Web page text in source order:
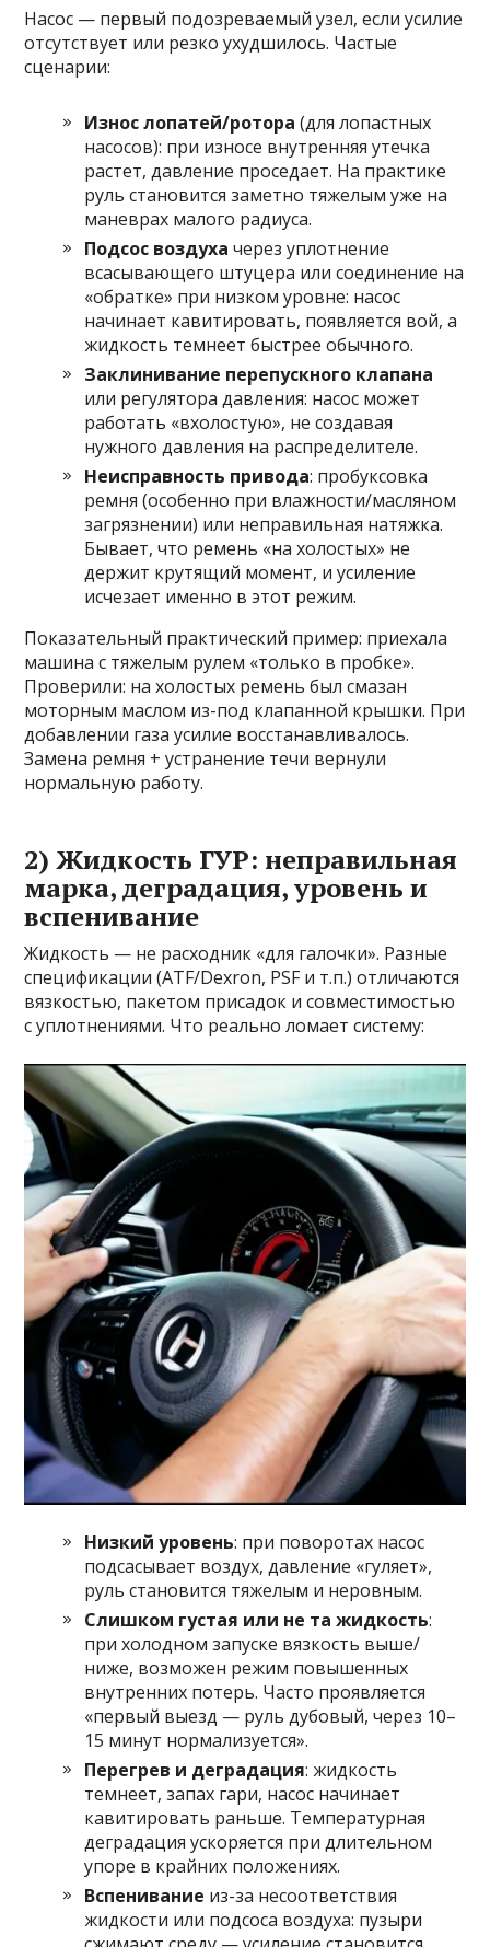
Насос — первый подозреваемый узел, если усилие
отсутствует или резко ухудшилось. Частые
сценарии:
Износ лопатей/ротора (для лопастных
насосов): при износе внутренняя утечка
растет, давление проседает. На практике
руль становится заметно тяжелым уже на
маневрах малого радиуса.
Подсос воздуха через уплотнение
всасывающего штуцера или соединение на
«обратке» при низком уровне: насос
начинает кавитировать, появляется вой, а
жидкость темнеет быстрее обычного.
Заклинивание перепускного клапана
или регулятора давления: насос может
работать «вхолостую», не создавая
нужного давления на распределителе.
Неисправность привода: пробуксовка
ремня (особенно при влажности/масляном
загрязнении) или неправильная натяжка.
Бывает, что ремень «на холостых» не
держит крутящий момент, и усиление
исчезает именно в этот режим.
Показательный практический пример: приехала
машина с тяжелым рулем «только в пробке».
Проверили: на холостых ремень был смазан
моторным маслом из-под клапанной крышки. При
добавлении газа усилие восстанавливалось.
Замена ремня + устранение течи вернули
нормальную работу.
2) Жидкость ГУР: неправильная
марка, деградация, уровень и
вспенивание
Жидкость — не расходник «для галочки». Разные
спецификации (ATF/Dexron, PSF и т.п.) отличаются
вязкостью, пакетом присадок и совместимостью
с уплотнениями. Что реально ломает систему:
Низкий уровень: при поворотах насос
подсасывает воздух, давление «гуляет»,
руль становится тяжелым и неровным.
Слишком густая или не та жидкость:
при холодном запуске вязкость выше/
ниже, возможен режим повышенных
внутренних потерь. Часто проявляется
«первый выезд — руль дубовый, через 10–
15 минут нормализуется».
Перегрев и деградация: жидкость
темнеет, запах гари, насос начинает
кавитировать раньше. Температурная
деградация ускоряется при длительном
упоре в крайних положениях.
Вспенивание из-за несоответствия
жидкости или подсоса воздуха: пузыри